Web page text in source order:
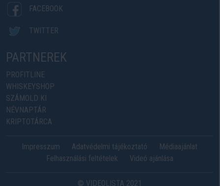
FACEBOOK
TWITTER
PARTNEREK
PROFITLINE
WHISKEYSHOP
SZÁMOLD KI
NÉVNAPTÁR
KRIPTOTÁRCA
Impresszum Adatvédelmi tájékoztató
Médiaajánlat
Felhasználási feltételek
Videó ajánlása
© VIDEOLISTA 2021